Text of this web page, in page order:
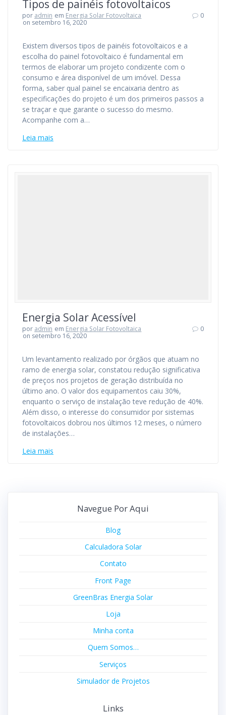
Tipos de painéis fotovoltaicos
por admin em Energia Solar Fotovoltaica
on setembro 16, 2020
0
Existem diversos tipos de painéis fotovoltaicos e a
escolha do painel fotovoltaico é fundamental em
termos de elaborar um projeto condizente com o
consumo e área disponível de um imóvel. Dessa
forma, saber qual painel se encaixaria dentro as
especificações do projeto é um dos primeiros passos a
se traçar e que garante o sucesso do mesmo.
Acompanhe com a…
Leia mais
Energia Solar Acessível
por admin em Energia Solar Fotovoltaica
on setembro 16, 2020
0
Um levantamento realizado por órgãos que atuam no
ramo de energia solar, constatou redução significativa
de preços nos projetos de geração distribuída no
último ano. O valor dos equipamentos caiu 30%,
enquanto o serviço de instalação teve redução de 40%.
Além disso, o interesse do consumidor por sistemas
fotovoltaicos dobrou nos últimos 12 meses, o número
de instalações…
Leia mais
Navegue Por Aqui
Blog
Calculadora Solar
Contato
Front Page
GreenBras Energia Solar
Loja
Minha conta
Quem Somos…
Serviços
Simulador de Projetos
Links